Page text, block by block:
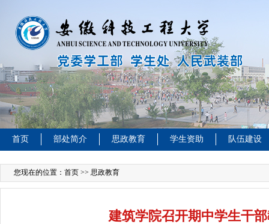
首页 部处简介 思政教育 学生资助 队伍建设
您现在的位置： 首页 >> 思政教育
建筑学院召开期中学生干